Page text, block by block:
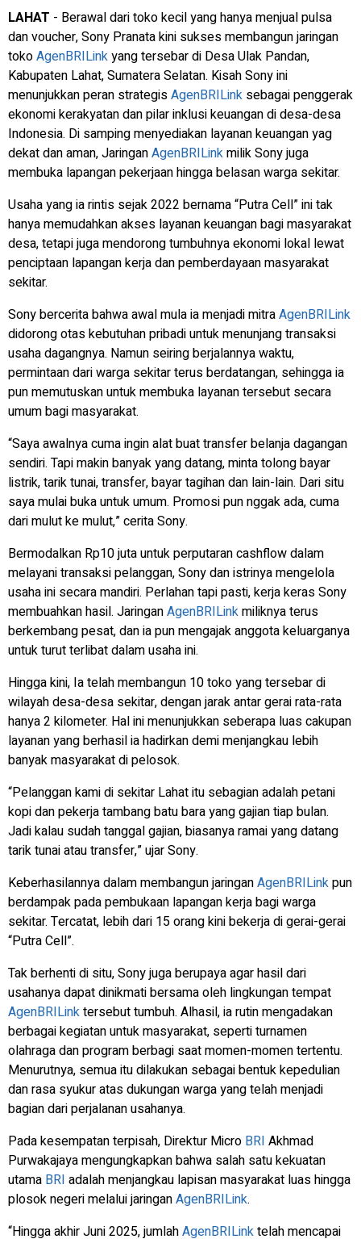
LAHAT - Berawal dari toko kecil yang hanya menjual pulsa
danvoucher,Sony Pranata kini sukses membangun jaringan
tokoAgenBRILinkyang tersebar di Desa Ulak Pandan,
Kabupaten Lahat, Sumatera Selatan. Kisah Sony ini
menunjukkan peran strategisAgenBRILink sebagai penggerak
ekonomi kerakyatan dan pilar inklusi keuangan di desa-desa
Indonesia. Di samping menyediakan layanan keuangan yag
dekat dan aman, JaringanAgenBRILinkmilik Sony juga
membuka lapangan pekerjaan hingga belasan warga sekitar.
Usaha yang ia rintis sejak 2022 bernama “Putra Cell” ini tak
hanya memudahkan akses layanan keuangan bagi masyarakat
desa, tetapi juga mendorong tumbuhnya ekonomi lokal lewat
penciptaan lapangan kerja dan pemberdayaan masyarakat
sekitar.
Sony bercerita bahwa awal mula ia menjadi mitraAgenBRILink
didorong otas kebutuhan pribadi untuk menunjang transaksi
usaha dagangnya. Namun seiring berjalannya waktu,
permintaan dari warga sekitar terus berdatangan, sehingga ia
pun memutuskan untuk membuka layanan tersebut secara
umum bagi masyarakat.
“Saya awalnya cuma ingin alat buattransferbelanja dagangan
sendiri. Tapi makin banyak yang datang, minta tolong bayar
listrik, tarik tunai,transfer, bayar tagihan dan lain-lain. Dari situ
saya mulai buka untuk umum. Promosi pun nggak ada, cuma
dari mulut ke mulut,” cerita Sony.
Bermodalkan Rp10 juta untuk perputarancashflowdalam
melayani transaksi pelanggan, Sony dan istrinya mengelola
usaha ini secara mandiri. Perlahan tapi pasti, kerja keras Sony
membuahkan hasil. JaringanAgenBRILinkmiliknya terus
berkembang pesat, dan ia pun mengajak anggota keluarganya
untuk turut terlibat dalam usaha ini.
Hingga kini, Ia telah membangun 10 toko yang tersebar di
wilayah desa-desa sekitar, dengan jarak antar gerai rata-rata
hanya 2 kilometer. Hal ini menunjukkan seberapa luas cakupan
layanan yang berhasil ia hadirkan demi menjangkau lebih
banyak masyarakat di pelosok.
“Pelanggan kami di sekitar Lahat itu sebagian adalah petani
kopi dan pekerja tambang batu bara yang gajian tiap bulan.
Jadi kalau sudah tanggal gajian, biasanya ramai yang datang
tarik tunai atau transfer,” ujar Sony.
Keberhasilannya dalam membangun jaringanAgenBRILinkpun
berdampak pada pembukaan lapangan kerja bagi warga
sekitar. Tercatat, lebih dari 15 orang kini bekerja di gerai-gerai
“Putra Cell”.
Tak berhenti di situ, Sony juga berupaya agar hasil dari
usahanya dapat dinikmati bersama oleh lingkungan tempat
AgenBRILinktersebut tumbuh. Alhasil, ia rutin mengadakan
berbagai kegiatan untuk masyarakat, seperti turnamen
olahraga dan program berbagi saat momen-momen tertentu.
Menurutnya, semua itu dilakukan sebagai bentuk kepedulian
dan rasa syukur atas dukungan warga yang telah menjadi
bagian dari perjalanan usahanya.
Pada kesempatan terpisah, Direktur Micro BRI Akhmad
Purwakajaya mengungkapkan bahwa salah satu kekuatan
utama BRI adalah menjangkau lapisan masyarakat luas hingga
plosok negeri melalui jaringanAgenBRILink.
“Hingga akhir Juni 2025, jumlahAgenBRILinktelah mencapai